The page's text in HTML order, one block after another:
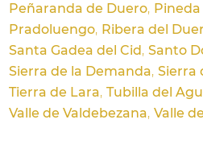
Peñaranda de Duero
Pradoluengo Ribera del
Santa Gadea del Cid Santo
Sierra de la Demanda Sierra
Tierra de Lara Tubilla del
Valle de Valdebezana Valle